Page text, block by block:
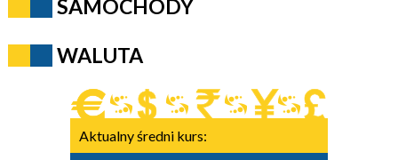
SAMOCHODY
WALUTA
Aktualny średni kurs: